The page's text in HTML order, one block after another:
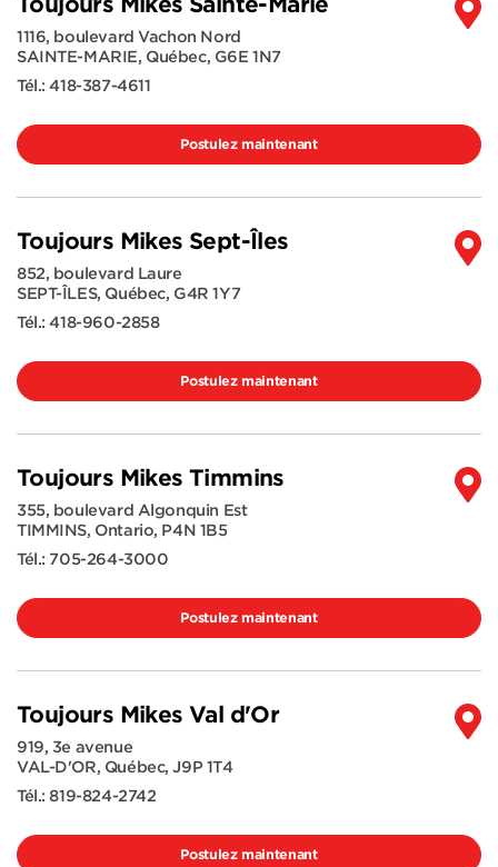
1116, boulevard Vachon Nord
SAINTE-MARIE, Québec, G6E 1N7
Tél.:418-387-4611
Postulez maintenant
Toujours Mikes Sept-Îles
852, boulevard Laure
SEPT-ÎLES, Québec, G4R 1Y7
Tél.:418-960-2858
Postulez maintenant
Toujours Mikes Timmins
355, boulevard Algonquin Est
TIMMINS, Ontario, P4N 1B5
Tél.: 705-264-3000
Postulez maintenant
Toujours Mikes Val d'Or
919, 3e avenue
VAL-D'OR, Québec,J9P 1T4
Tél.:819-824-2742
Postulez maintenant